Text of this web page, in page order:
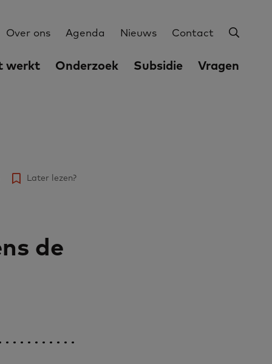
Utilities
Over ons Agenda Nieuws Contact
werkt Onderzoek Subsidie Vragen
Later lezen?
de